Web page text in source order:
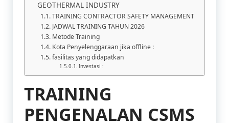
GEOTHERMAL INDUSTRY
TRAINING CONTRACTOR SAFETY MANAGEMENT
JADWAL TRAINING TAHUN 2026
Metode Training
Kota Penyelenggaraan jika offline :
fasilitas yang didapatkan
Investasi :
TRAINING
PENGENALAN CSMS